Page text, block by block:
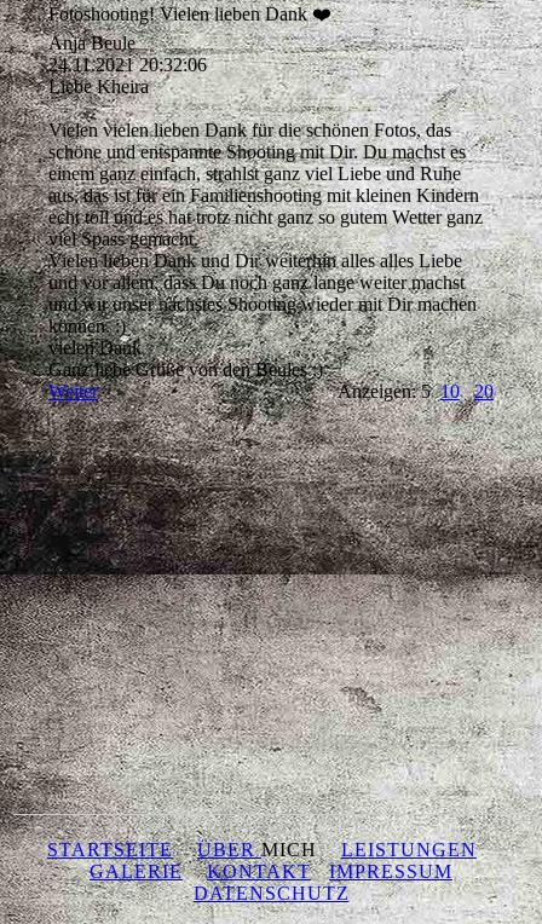
Fotoshooting! Vielen lieben Dank ❤️
Anja Beule
24.11.2021 20:32:06
Liebe Kheira
Vielen vielen lieben Dank für die schönen Fotos, das
schöne und entspannte Shooting mit Dir. Du machst es
einem ganz einfach, strahlst ganz viel Liebe und Ruhe
aus, das ist für ein Familienshooting mit kleinen Kindern
echt toll und es hat trotz nicht ganz so gutem Wetter ganz
viel Spass gemacht.
Vielen lieben Dank und Dir weiterhin alles alles Liebe
und vor allem, dass Du noch ganz lange weiter machst
und wir unser nächstes Shooting wieder mit Dir machen
können. :)
vielen Dank
Ganz liebe Grüße von den Beules :)
Weiter
Anzeigen: 510 20
STARTSEITE ÜBERMICHLEISTUNGEN
GALERIE
KONTAKT
IMPRESSUM
DATENSCHUTZ